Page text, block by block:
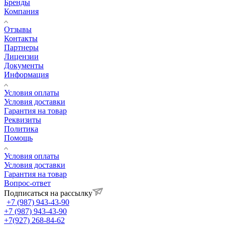
Бренды
Компания
Отзывы
Контакты
Партнеры
Лицензии
Документы
Информация
Условия оплаты
Условия доставки
Гарантия на товар
Реквизиты
Политика
Помощь
Условия оплаты
Условия доставки
Гарантия на товар
Вопрос-ответ
Подписаться на рассылку
+7 (987) 943-43-90
+7 (987) 943-43-90
+7(927) 268-84-62